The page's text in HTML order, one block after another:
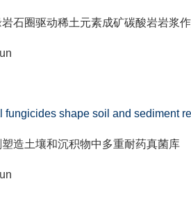
石圈驱动稀土元素成矿碳酸岩岩浆作
fungicides shape soil and sediment
造土壤和沉积物中多重耐药真菌库